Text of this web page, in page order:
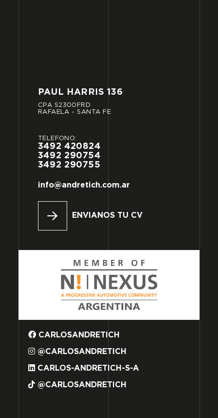
PAUL HARRIS 136
CPA S2300FRD
RAFAELA
- SANTA FE
TELÉFONO:
3492 420824
3492 290754
3492 290755
info@andretich.com.ar
ENVIANOS TU CV
CARLOSANDRETICH
@CARLOSANDRETICH
CARLOS-ANDRETICH-S-A
@CARLOSANDRETICH